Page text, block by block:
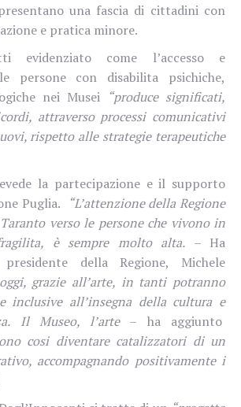
una fascia di cittadini con
e pratica minore.
evidenziato come l’accesso e
persone con disabilita psichiche,
nei Musei “produce significati,
attraverso processi comunicativi
rispetto alle strategie terapeutiche
la partecipazione e il supporto
Puglia.
“L’attenzione della Regione
verso le persone che vivono in
è sempre molto alta. – Ha
della Regione, Michele
grazie all’arte, in tanti potranno
inclusive all’insegna della cultura e
Il Museo, l’arte– ha aggiunto
cosi diventare catalizzatori di un
accompagnando positivamente i